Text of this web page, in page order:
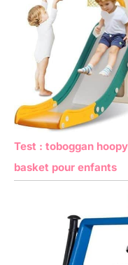
Test : toboggan
basket pour enfants